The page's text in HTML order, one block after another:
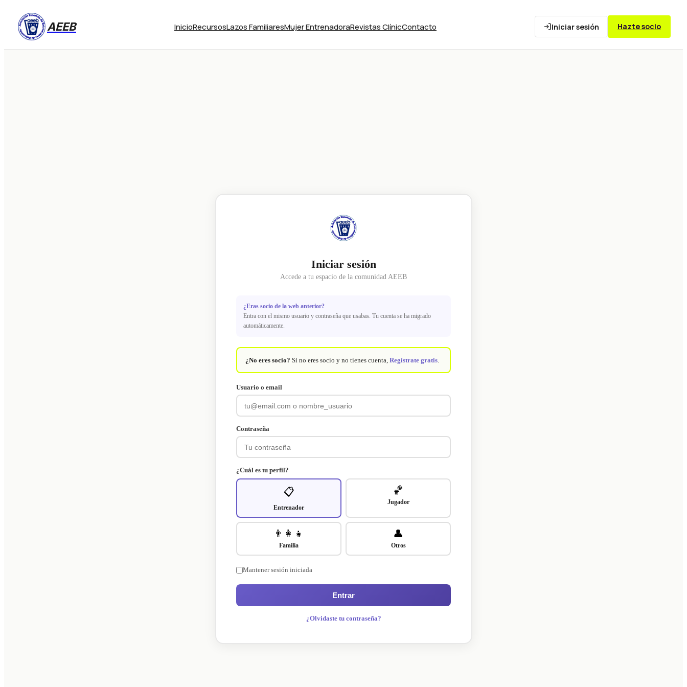
AEEB InicioRecursosLazos FamiliaresMujer EntrenadoraRevistas ClínicContacto Iniciar sesión Hazte socio
Iniciar sesión
Accede a tu espacio de la comunidad AEEB
¿Eras socio de la web anterior?
Entra con el mismo usuario y contraseña que usabas. Tu cuenta se ha migrado
automáticamente.
¿No eres socio? Si no eres socio y no tienes cuenta, Regístrate gratis.
Usuario o email
Contraseña
¿Cuál es tu perfil?
📋
Entrenador
🏀
Jugador
👨‍👩‍👧
Familia
👤
Otros
Mantener sesión iniciada
Entrar
¿Olvidaste tu contraseña?